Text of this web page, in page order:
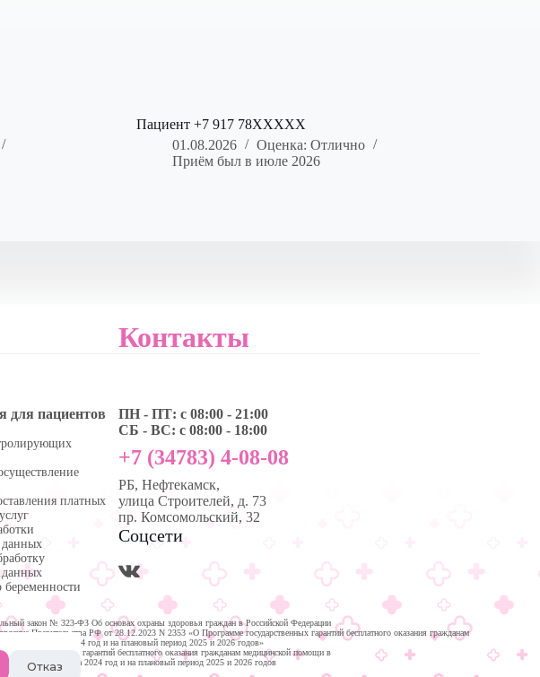
Отказ
Пациент +7 917 78XXXXX
01.08.2026
Оценка: Отлично
Приём был в июле 2026
для пациентов
платных
данных
данных
Контакты
ПН - ПТ: с 08:00 - 21:00
СБ - ВС: с 08:00 - 18:00
+7 (34783) 4-08-08
РБ, Нефтекамск,
улица Строителей, д. 73
пр. Комсомольский, 32
Соцсети
закон № 323-ФЗ Об основах охраны здоровья граждан в Российской Федерации
Правительства РФ от 28.12.2023 N 2353 «О Программе государственных гарантий бесплатного оказания гражданам
помощи на 2024 год и на плановый период 2025 и 2026 годов»
государственных гарантий бесплатного оказания гражданам медицинской помощи в
Башкортостан на 2024 год и на плановый период 2025 и 2026 годов